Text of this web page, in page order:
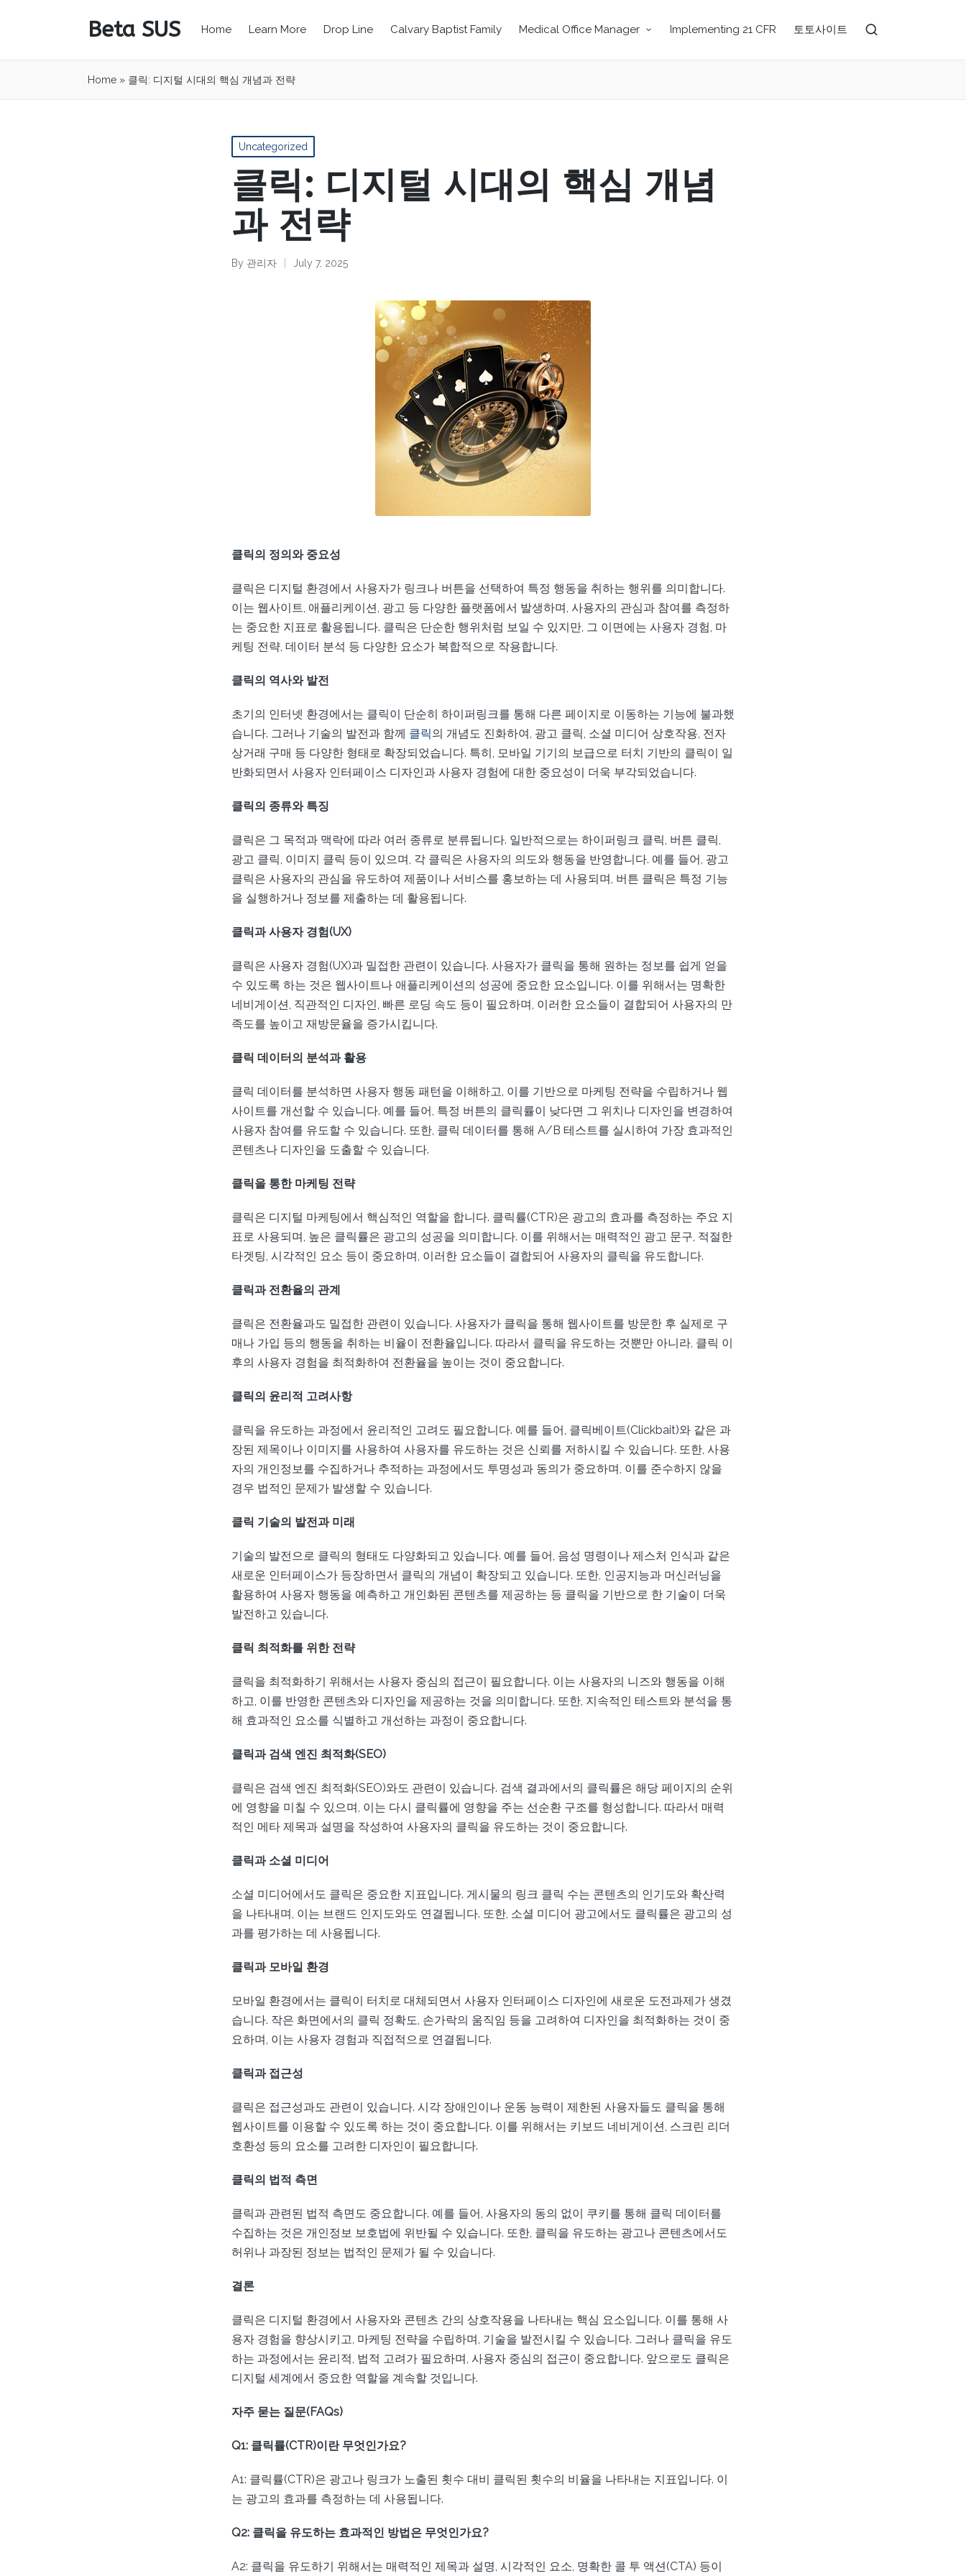
Beta SUS Home Learn More Drop Line Calvary Baptist Family Medical Office Manager Implementing 21 CFR 토토사이트
Home » 클릭: 디지털 시대의 핵심 개념과 전략
Posted
in
Uncategorized
클릭: 디지털 시대의 핵심 개념
과 전략
Posted
By 관리자 July 7, 2025
클릭의 정의와 중요성
클릭은 디지털 환경에서 사용자가 링크나 버튼을 선택하여 특정 행동을 취하는 행위를 의미합니다.
이는 웹사이트, 애플리케이션, 광고 등 다양한 플랫폼에서 발생하며, 사용자의 관심과 참여를 측정하
는 중요한 지표로 활용됩니다. 클릭은 단순한 행위처럼 보일 수 있지만, 그 이면에는 사용자 경험, 마
케팅 전략, 데이터 분석 등 다양한 요소가 복합적으로 작용합니다.
클릭의 역사와 발전
초기의 인터넷 환경에서는 클릭이 단순히 하이퍼링크를 통해 다른 페이지로 이동하는 기능에 불과했
습니다. 그러나 기술의 발전과 함께 클릭의 개념도 진화하여, 광고 클릭, 소셜 미디어 상호작용, 전자
상거래 구매 등 다양한 형태로 확장되었습니다. 특히, 모바일 기기의 보급으로 터치 기반의 클릭이 일
반화되면서 사용자 인터페이스 디자인과 사용자 경험에 대한 중요성이 더욱 부각되었습니다.
클릭의 종류와 특징
클릭은 그 목적과 맥락에 따라 여러 종류로 분류됩니다. 일반적으로는 하이퍼링크 클릭, 버튼 클릭,
광고 클릭, 이미지 클릭 등이 있으며, 각 클릭은 사용자의 의도와 행동을 반영합니다. 예를 들어, 광고
클릭은 사용자의 관심을 유도하여 제품이나 서비스를 홍보하는 데 사용되며, 버튼 클릭은 특정 기능
을 실행하거나 정보를 제출하는 데 활용됩니다.
클릭과 사용자 경험(UX)
클릭은 사용자 경험(UX)과 밀접한 관련이 있습니다. 사용자가 클릭을 통해 원하는 정보를 쉽게 얻을
수 있도록 하는 것은 웹사이트나 애플리케이션의 성공에 중요한 요소입니다. 이를 위해서는 명확한
네비게이션, 직관적인 디자인, 빠른 로딩 속도 등이 필요하며, 이러한 요소들이 결합되어 사용자의 만
족도를 높이고 재방문율을 증가시킵니다.
클릭 데이터의 분석과 활용
클릭 데이터를 분석하면 사용자 행동 패턴을 이해하고, 이를 기반으로 마케팅 전략을 수립하거나 웹
사이트를 개선할 수 있습니다. 예를 들어, 특정 버튼의 클릭률이 낮다면 그 위치나 디자인을 변경하여
사용자 참여를 유도할 수 있습니다. 또한, 클릭 데이터를 통해 A/B 테스트를 실시하여 가장 효과적인
콘텐츠나 디자인을 도출할 수 있습니다.
클릭을 통한 마케팅 전략
클릭은 디지털 마케팅에서 핵심적인 역할을 합니다. 클릭률(CTR)은 광고의 효과를 측정하는 주요 지
표로 사용되며, 높은 클릭률은 광고의 성공을 의미합니다. 이를 위해서는 매력적인 광고 문구, 적절한
타겟팅, 시각적인 요소 등이 중요하며, 이러한 요소들이 결합되어 사용자의 클릭을 유도합니다.
클릭과 전환율의 관계
클릭은 전환율과도 밀접한 관련이 있습니다. 사용자가 클릭을 통해 웹사이트를 방문한 후 실제로 구
매나 가입 등의 행동을 취하는 비율이 전환율입니다. 따라서 클릭을 유도하는 것뿐만 아니라, 클릭 이
후의 사용자 경험을 최적화하여 전환율을 높이는 것이 중요합니다.
클릭의 윤리적 고려사항
클릭을 유도하는 과정에서 윤리적인 고려도 필요합니다. 예를 들어, 클릭베이트(Clickbait)와 같은 과
장된 제목이나 이미지를 사용하여 사용자를 유도하는 것은 신뢰를 저하시킬 수 있습니다. 또한, 사용
자의 개인정보를 수집하거나 추적하는 과정에서도 투명성과 동의가 중요하며, 이를 준수하지 않을
경우 법적인 문제가 발생할 수 있습니다.
클릭 기술의 발전과 미래
기술의 발전으로 클릭의 형태도 다양화되고 있습니다. 예를 들어, 음성 명령이나 제스처 인식과 같은
새로운 인터페이스가 등장하면서 클릭의 개념이 확장되고 있습니다. 또한, 인공지능과 머신러닝을
활용하여 사용자 행동을 예측하고 개인화된 콘텐츠를 제공하는 등 클릭을 기반으로 한 기술이 더욱
발전하고 있습니다.
클릭 최적화를 위한 전략
클릭을 최적화하기 위해서는 사용자 중심의 접근이 필요합니다. 이는 사용자의 니즈와 행동을 이해
하고, 이를 반영한 콘텐츠와 디자인을 제공하는 것을 의미합니다. 또한, 지속적인 테스트와 분석을 통
해 효과적인 요소를 식별하고 개선하는 과정이 중요합니다.
클릭과 검색 엔진 최적화(SEO)
클릭은 검색 엔진 최적화(SEO)와도 관련이 있습니다. 검색 결과에서의 클릭률은 해당 페이지의 순위
에 영향을 미칠 수 있으며, 이는 다시 클릭률에 영향을 주는 선순환 구조를 형성합니다. 따라서 매력
적인 메타 제목과 설명을 작성하여 사용자의 클릭을 유도하는 것이 중요합니다.
클릭과 소셜 미디어
소셜 미디어에서도 클릭은 중요한 지표입니다. 게시물의 링크 클릭 수는 콘텐츠의 인기도와 확산력
을 나타내며, 이는 브랜드 인지도와도 연결됩니다. 또한, 소셜 미디어 광고에서도 클릭률은 광고의 성
과를 평가하는 데 사용됩니다.
클릭과 모바일 환경
모바일 환경에서는 클릭이 터치로 대체되면서 사용자 인터페이스 디자인에 새로운 도전과제가 생겼
습니다. 작은 화면에서의 클릭 정확도, 손가락의 움직임 등을 고려하여 디자인을 최적화하는 것이 중
요하며, 이는 사용자 경험과 직접적으로 연결됩니다.
클릭과 접근성
클릭은 접근성과도 관련이 있습니다. 시각 장애인이나 운동 능력이 제한된 사용자들도 클릭을 통해
웹사이트를 이용할 수 있도록 하는 것이 중요합니다. 이를 위해서는 키보드 네비게이션, 스크린 리더
호환성 등의 요소를 고려한 디자인이 필요합니다.
클릭의 법적 측면
클릭과 관련된 법적 측면도 중요합니다. 예를 들어, 사용자의 동의 없이 쿠키를 통해 클릭 데이터를
수집하는 것은 개인정보 보호법에 위반될 수 있습니다. 또한, 클릭을 유도하는 광고나 콘텐츠에서도
허위나 과장된 정보는 법적인 문제가 될 수 있습니다.
결론
클릭은 디지털 환경에서 사용자와 콘텐츠 간의 상호작용을 나타내는 핵심 요소입니다. 이를 통해 사
용자 경험을 향상시키고, 마케팅 전략을 수립하며, 기술을 발전시킬 수 있습니다. 그러나 클릭을 유도
하는 과정에서는 윤리적, 법적 고려가 필요하며, 사용자 중심의 접근이 중요합니다. 앞으로도 클릭은
디지털 세계에서 중요한 역할을 계속할 것입니다.
자주 묻는 질문(FAQs)
Q1: 클릭률(CTR)이란 무엇인가요?
A1: 클릭률(CTR)은 광고나 링크가 노출된 횟수 대비 클릭된 횟수의 비율을 나타내는 지표입니다. 이
는 광고의 효과를 측정하는 데 사용됩니다.
Q2: 클릭을 유도하는 효과적인 방법은 무엇인가요?
A2: 클릭을 유도하기 위해서는 매력적인 제목과 설명, 시각적인 요소, 명확한 콜 투 액션(CTA) 등이